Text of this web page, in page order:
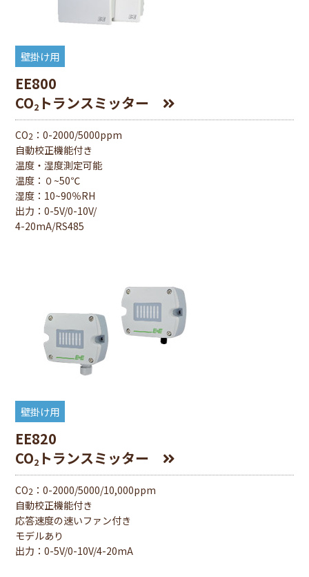
壁掛け用
EE800
CO2 トランスミッター
CO2 ：0-2000/5000ppm
自動校正機能付き
温度・湿度測定可能
温度：０~50℃
湿度：10~90％RH
出⼒：0-5V/0-10V/
4-20mA/RS485
壁掛け用
EE820
CO2 トランスミッター
CO2 ：0-2000/5000/10,000ppm
自動校正機能付き
応答速度の速いファン付き
モデルあり
出⼒：0-5V/0-10V/4-20mA